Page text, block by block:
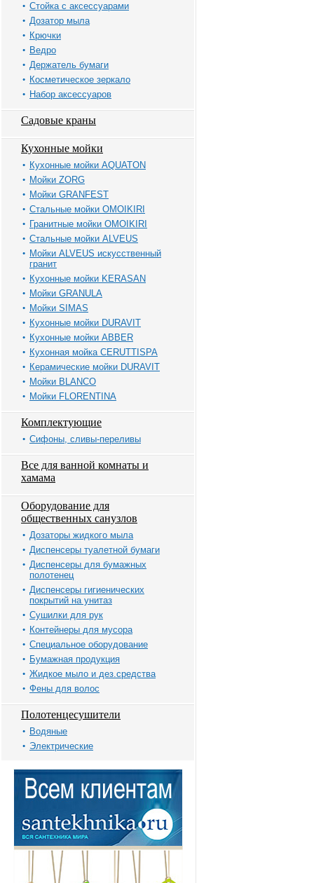
Стойка с аксессуарами
Дозатор мыла
Крючки
Ведро
Держатель бумаги
Косметическое зеркало
Набор аксессуаров
Садовые краны
Кухонные мойки
Кухонные мойки AQUATON
Мойки ZORG
Мойки GRANFEST
Стальные мойки OMOIKIRI
Гранитные мойки OMOIKIRI
Стальные мойки ALVEUS
Мойки ALVEUS искусственный
гранит
Кухонные мойки KERASAN
Мойки GRANULA
Мойки SIMAS
Кухонные мойки DURAVIT
Кухонные мойки ABBER
Кухонная мойка CERUTTISPA
Керамические мойки DURAVIT
Мойки BLANCO
Мойки FLORENTINA
Комплектующие
Сифоны, сливы-переливы
Все для ванной комнаты и
хамама
Оборудование для
общественных санузлов
Дозаторы жидкого мыла
Диспенсеры туалетной бумаги
Диспенсеры для бумажных
полотенец
Диспенсеры гигиенических
покрытий на унитаз
Сушилки для рук
Контейнеры для мусора
Специальное оборудование
Бумажная продукция
Жидкое мыло и дез.средства
Фены для волос
Полотенцесушители
Водяные
Электрические